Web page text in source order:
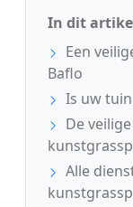
In dit
Een
Baflo
Is uw
De
Alle